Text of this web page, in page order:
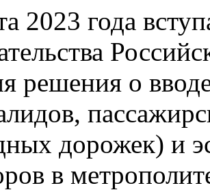
2023 года
решения о
дорожек) и
в